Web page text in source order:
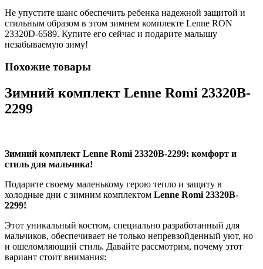
Не упустите шанс обеспечить ребенка надежной защитой и
стильным образом в этом зимнем комплекте Lenne RON
23320D-6589. Купите его сейчас и подарите малышу
незабываемую зиму!
Похожие товары
Зимний комплект Lenne Romi 23320B-
2299
Зимний комплект Lenne Romi 23320B-2299: комфорт и
стиль для мальчика!
Подарите своему маленькому герою тепло и защиту в
холодные дни с зимним комплектом Lenne Romi 23320B-
2299!
Этот уникальный костюм, специально разработанный для
мальчиков, обеспечивает не только непревзойденный уют, но
и ошеломляющий стиль. Давайте рассмотрим, почему этот
вариант стоит внимания: